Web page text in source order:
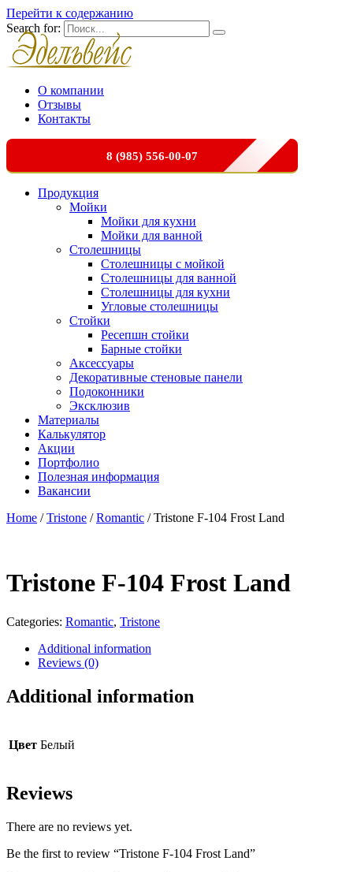
Перейти к содержанию
Search for:
О компании
Отзывы
Контакты
8 (985) 556-00-07
Продукция
Мойки
Мойки для кухни
Мойки для ванной
Столешницы
Столешницы с мойкой
Столешницы для ванной
Столешницы для кухни
Угловые столешницы
Стойки
Ресепшн стойки
Барные стойки
Аксессуары
Декоративные стеновые панели
Подоконники
Эксклюзив
Материалы
Калькулятор
Акции
Портфолио
Полезная информация
Вакансии
Home /Tristone /Romantic / Tristone F-104 Frost Land
Tristone F-104 Frost Land
Categories: Romantic, Tristone
Additional information
Reviews (0)
Additional information
Цвет Белый
Reviews
There are no reviews yet.
Be the first to review “Tristone F-104 Frost Land”